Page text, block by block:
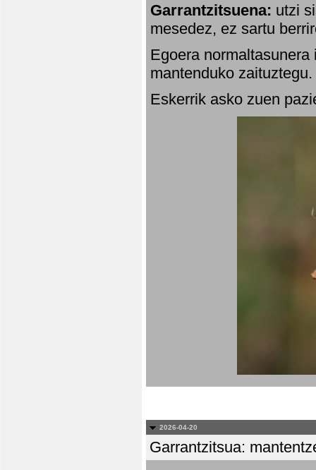
Garrantzitsuena: utzi
mesedez, ez sartu
Egoera
mantenduko
Eskerrik asko zuen
2026-04-20
Garrantzitsua: